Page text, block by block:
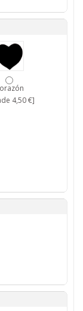
4,50 €]